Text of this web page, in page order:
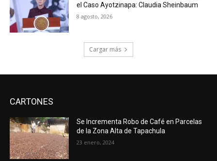
el Caso Ayotzinapa: Claudia Sheinbaum
8 agosto, 2026
Cargar más
CARTONES
Se Incrementa Robo de Café en Parcelas
de la Zona Alta de Tapachula
23 enero, 2024